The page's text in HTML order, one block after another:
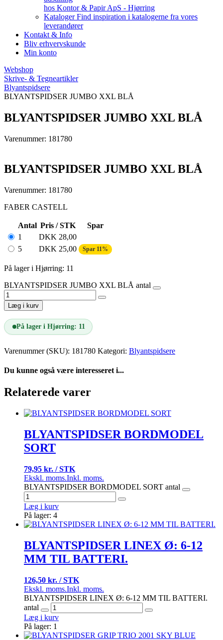
hos Kontor & Papir ApS - Hjørring
Kataloger Find inspiration i katalogerne fra vores
leverandører
Kontakt & Info
Bliv erhvervskunde
Min konto
Webshop
Skrive- & Tegneartikler
Blyantspidsere
BLYANTSPIDSER JUMBO XXL BLÅ
BLYANTSPIDSER JUMBO XXL BLÅ
Varenummer: 181780
BLYANTSPIDSER JUMBO XXL BLÅ
Varenummer: 181780
FABER CASTELL
Antal Pris / STK
Spar
1
DKK 28,00
5
DKK 25,00 Spar 11%
På lager i Hjørring: 11
BLYANTSPIDSER JUMBO XXL BLÅ antal
Læg i kurv
På lager i Hjørring: 11
Varenummer (SKU): 181780 Kategori: Blyantspidsere
Du kunne også være interesseret i...
Relaterede varer
BLYANTSPIDSER BORDMODEL
SORT
79,95 kr. / STK
Ekskl. moms.Inkl. moms.
BLYANTSPIDSER BORDMODEL SORT antal
Læg i kurv
På lager: 4
BLYANTSPIDSER LINEX Ø: 6-12
MM TIL BATTERI.
126,50 kr. / STK
Ekskl. moms.Inkl. moms.
BLYANTSPIDSER LINEX Ø: 6-12 MM TIL BATTERI.
antal
Læg i kurv
På lager: 1